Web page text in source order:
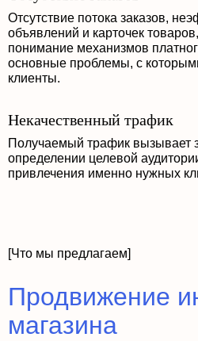
Отсутствие потока заказов,
объявлений и карточек
понимание механизмов
основные проблемы, с
клиенты.
Некачественный трафик
Получаемый трафик вызывает
определении целевой
привлечения именно нужных
[Что мы предлагаем]
Продвижение
магазина